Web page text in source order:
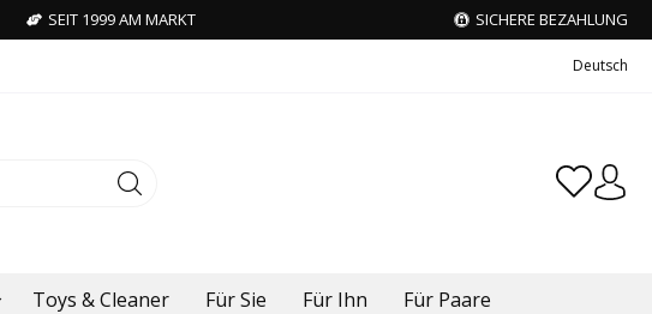
SEIT 1999 AM MARKT SICHERE BEZAHLUNG
Deutsch
Toys & Cleaner Für Sie Für Ihn Für Paare